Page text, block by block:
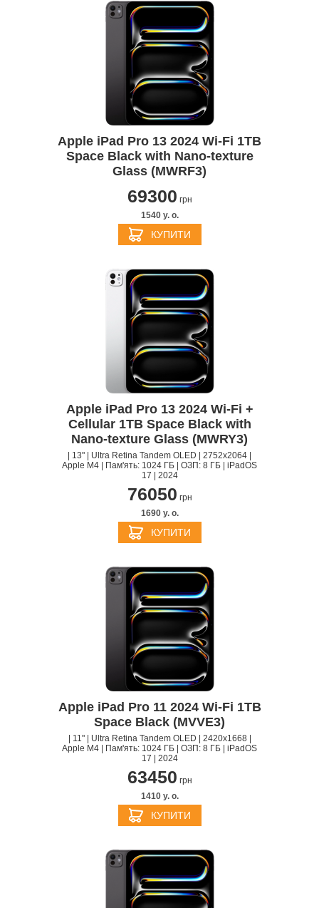
Apple iPad Pro 13 2024 Wi-Fi 1TB
Space Black with Nano-texture
Glass (MWRF3)
69300 грн
1540 y. о.
КУПИТИ
Apple iPad Pro 13 2024 Wi-Fi +
Cellular 1TB Space Black with
Nano-texture Glass (MWRY3)
| 13" | Ultra Retina Tandem OLED | 2752x2064 |
Apple M4 | Пам'ять: 1024 ГБ | ОЗП: 8 ГБ | iPadOS
17 | 2024
76050 грн
1690 y. о.
КУПИТИ
Apple iPad Pro 11 2024 Wi-Fi 1TB
Space Black (MVVE3)
| 11" | Ultra Retina Tandem OLED | 2420x1668 |
Apple M4 | Пам'ять: 1024 ГБ | ОЗП: 8 ГБ | iPadOS
17 | 2024
63450 грн
1410 y. о.
КУПИТИ